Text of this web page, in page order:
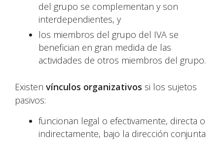
del grupo se complementan y son
interdependientes, y
los miembros del grupo del IVA se
benefician en gran medida de las
actividades de otros miembros del grupo.
Existen vínculos organizativos si los sujetos
pasivos:
funcionan legal o efectivamente, directa o
indirectamente, bajo la dirección conjunta